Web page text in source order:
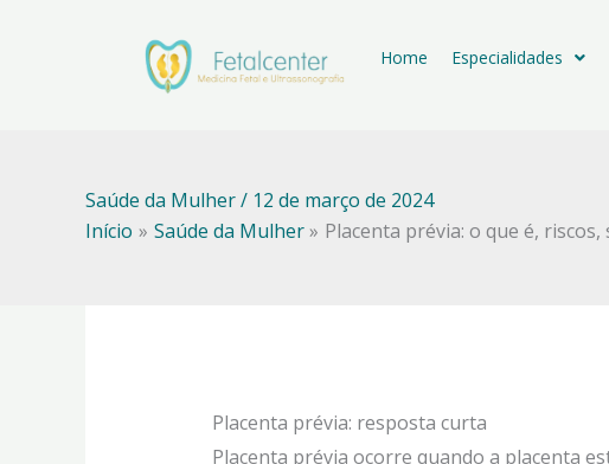
Home Especialidades
Saúde da Mulher/ 12 de março de 2024
Início
Saúde da Mulher Placenta prévia: o que é,
Placenta prévia: resposta curta
Placenta prévia ocorre quando a placenta